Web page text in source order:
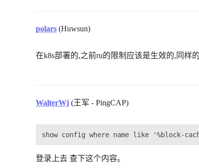
polars (Huwsun)
在k8s部署的,之前ru的限制应该是生效的,同样
WalterWj (王军 - PingCAP)
登录上去 查下这个内容。